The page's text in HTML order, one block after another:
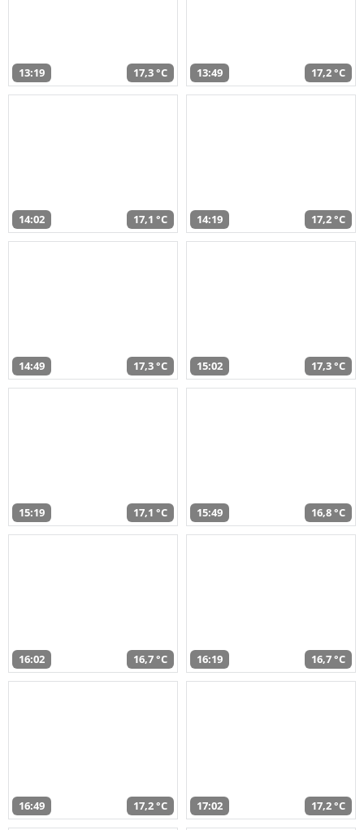
13:19 17,3 °C 13:49 17,2 °C
14:02 17,1 °C 14:19 17,2 °C
14:49 17,3 °C 15:02 17,3 °C
15:19 17,1 °C 15:49 16,8 °C
16:02 16,7 °C 16:19 16,7 °C
16:49 17,2 °C 17:02 17,2 °C